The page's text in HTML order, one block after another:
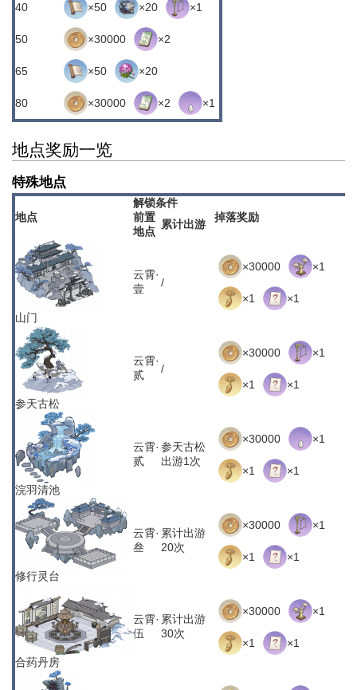
40 ×50 ×20 ×1
50 ×30000 ×2
65 ×50 ×20
80 ×30000 ×2 ×1
地点奖励一览
特殊地点
地点
解锁条件
掉落奖励
前置
地点
累计出游
山门
云霄·
壹
/
×30000 ×1
×1 ×1
参天古松
云霄·
贰
/
×30000 ×1
×1 ×1
浣羽清池
云霄·
贰
参天古松
出游1次
×30000 ×1
×1 ×1
修行灵台
云霄·
叁
累计出游
20次
×30000 ×1
×1 ×1
合药丹房
云霄·
伍
累计出游
30次
×30000 ×1
×1 ×1